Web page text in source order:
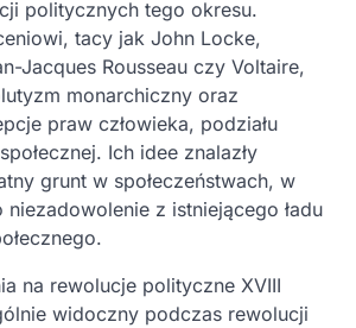
politycznych tego okresu.
tacy jak John Locke,
Jacques Rousseau czy Voltaire,
monarchiczny oraz
praw człowieka, podziału
Ich idee znalazły
grunt w społeczeństwach, w
niezadowolenie z istniejącego ładu
na rewolucje polityczne XVIII
widoczny podczas rewolucji